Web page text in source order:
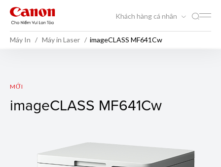
Khách hàng cá nhân
Máy In Máy in Laser imageCLASS MF641Cw
imageCLASS MF641Cw
MỚI
imageCLASS MF641Cw